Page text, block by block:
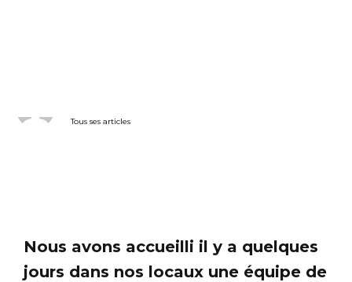
Tous ses articles
Nous avons accueilli il y a quelques
jours dans nos locaux une équipe de